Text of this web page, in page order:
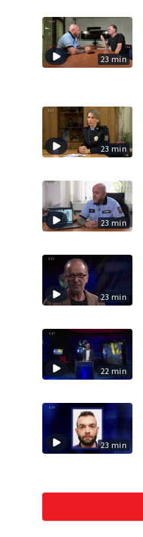
23 min
23 min
23 min
23 min
22 min
23 min